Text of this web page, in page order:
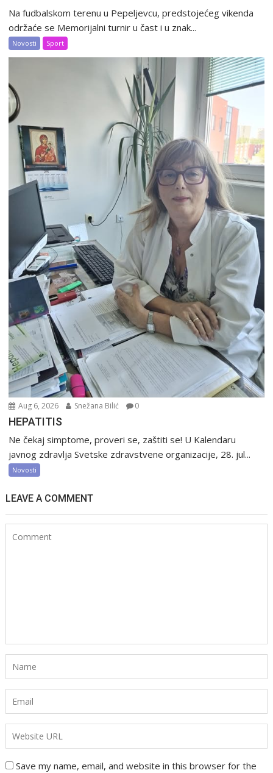
Na fudbalskom terenu u Pepeljevcu, predstojećeg vikenda
održaće se Memorijalni turnir u čast i u znak...
Novosti Sport
Aug 6, 2026 Snežana Bilić 0
HEPATITIS
Ne čekaj simptome, proveri se, zaštiti se! U Kalendaru
javnog zdravlja Svetske zdravstvene organizacije, 28. jul...
Novosti
LEAVE A COMMENT
Save my name, email, and website in this browser for the